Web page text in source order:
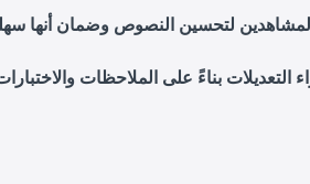
لتحسين النصوص وضمان أنها
التعديلات بناءً على الملاحظات